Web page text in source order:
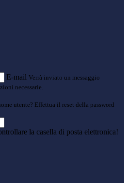
E-mail Verrà inviato un messaggio
necessarie.
utente? Effettua il reset della password
la casella di posta elettronica!